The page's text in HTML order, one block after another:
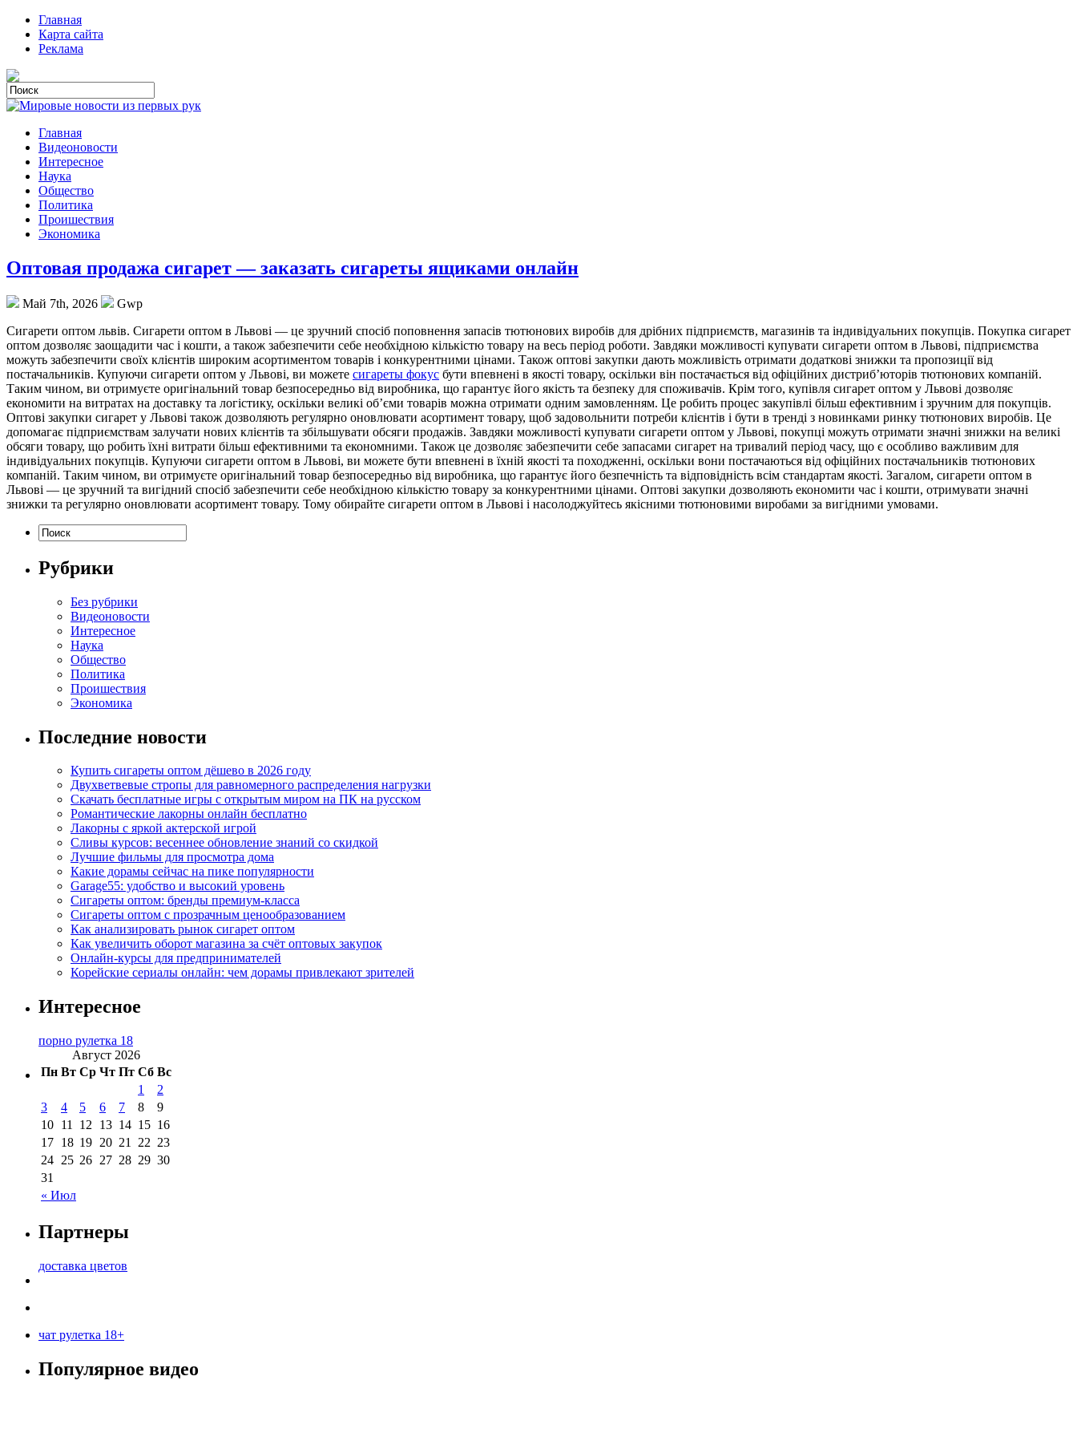
Главная
Карта сайта
Реклама
Главная
Видеоновости
Интересное
Наука
Общество
Политика
Проишествия
Экономика
Оптовая продажа сигарет — заказать сигареты ящиками онлайн
Май 7th, 2026
Gwp
Сигaрeти oптoм львів. Сигaрeти оптом в Львові — це зручний спосіб поповнення запасів тютюнових виробів для дрібних підприємств, магазинів та індивідуальних покупців. Покупка сигарет
оптом дозволяє заощадити час і кошти, а також забезпечити себе необхідною кількістю товару на весь період роботи. Завдяки можливості купувати сигарети оптом в Львові, підприємства
можуть забезпечити своїх клієнтів широким асортиментом товарів і конкурентними цінами. Також оптові закупки дають можливість отримати додаткові знижки та пропозиції від
постачальників. Купуючи сигарети оптом у Львові, ви можете сигареты фокус бути впевнені в якості товару, оскільки він постачається від офіційних дистриб’юторів тютюнових компаній.
Таким чином, ви отримуєте оригінальний товар безпосередньо від виробника, що гарантує його якість та безпеку для споживачів. Крім того, купівля сигарет оптом у Львові дозволяє
економити на витратах на доставку та логістику, оскільки великі об’єми товарів можна отримати одним замовленням. Це робить процес закупівлі більш ефективним і зручним для покупців.
Оптові закупки сигарет у Львові також дозволяють регулярно оновлювати асортимент товару, щоб задовольнити потреби клієнтів і бути в тренді з новинками ринку тютюнових виробів. Це
допомагає підприємствам залучати нових клієнтів та збільшувати обсяги продажів. Завдяки можливості купувати сигарети оптом у Львові, покупці можуть отримати значні знижки на великі
обсяги товару, що робить їхні витрати більш ефективними та економними. Також це дозволяє забезпечити себе запасами сигарет на тривалий період часу, що є особливо важливим для
індивідуальних покупців. Купуючи сигарети оптом в Львові, ви можете бути впевнені в їхній якості та походженні, оскільки вони постачаються від офіційних постачальників тютюнових
компаній. Таким чином, ви отримуєте оригінальний товар безпосередньо від виробника, що гарантує його безпечність та відповідність всім стандартам якості. Загалом, сигарети оптом в
Львові — це зручний та вигідний спосіб забезпечити себе необхідною кількістю товару за конкурентними цінами. Оптові закупки дозволяють економити час і кошти, отримувати значні
знижки та регулярно оновлювати асортимент товару. Тому обирайте сигарети оптом в Львові і насолоджуйтесь якісними тютюновими виробами за вигідними умовами.
Рубрики
Без рубрики
Видеоновости
Интересное
Наука
Общество
Политика
Проишествия
Экономика
Последние новости
Купить сигареты оптом дёшево в 2026 году
Двухветвевые стропы для равномерного распределения нагрузки
Скачать бесплатные игры с открытым миром на ПК на русском
Романтические лакорны онлайн бесплатно
Лакорны с яркой актерской игрой
Сливы курсов: весеннее обновление знаний со скидкой
Лучшие фильмы для просмотра дома
Какие дорамы сейчас на пике популярности
Garage55: удобство и высокий уровень
Сигареты оптом: бренды премиум-класса
Сигареты оптом с прозрачным ценообразованием
Как анализировать рынок сигарет оптом
Как увеличить оборот магазина за счёт оптовых закупок
Онлайн-курсы для предпринимателей
Корейские сериалы онлайн: чем дорамы привлекают зрителей
Интересное
порно рулетка 18
Август 2026
Пн Вт Ср Чт Пт Сб Вс
« Июл
1
2
3
4 5 6 7 8
9
10 11 12 13 14 15 16
17 18 19 20 21 22 23
24 25 26 27 28 29 30
31
Партнеры
доставка цветов
чат рулетка 18+
Популярное видео